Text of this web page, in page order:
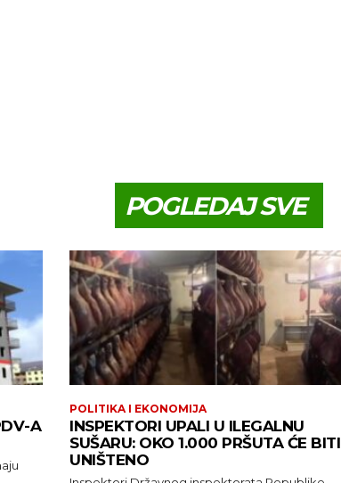
POGLEDAJ SVE
A
POLITIKA I EKONOMIJA
INSPEKTORI UPALI U ILEGALNU
SUŠARU: OKO 1.000 PRŠUTA ĆE BITI
UNIŠTENO